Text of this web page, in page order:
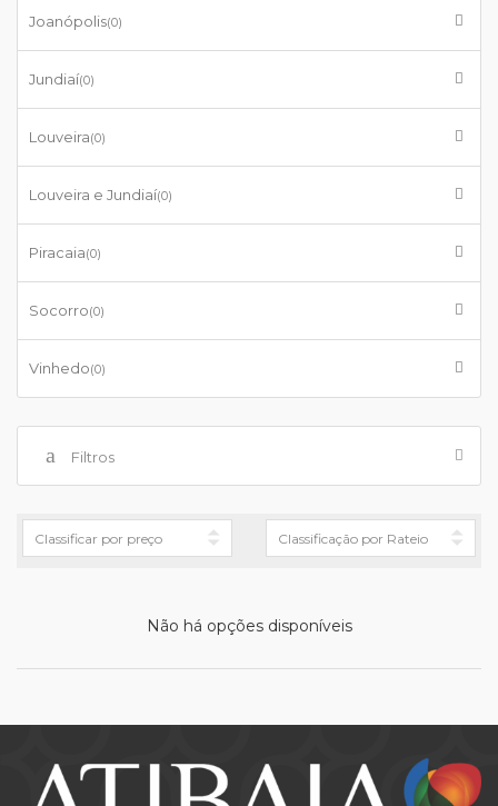
Joanópolis(0)
Jundiaí(0)
Louveira(0)
Louveira e Jundiaí(0)
Piracaia(0)
Socorro(0)
Vinhedo(0)
Filtros
Não há opções disponíveis